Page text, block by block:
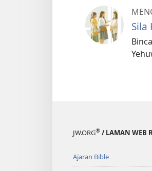
Sila
JW.ORG® / LAMAN WEB
Ajaran Bible